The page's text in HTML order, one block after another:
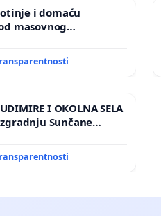
i domaću
masovnog
afričke svinjske
I OKOLNA SELA
Sunčane
na području